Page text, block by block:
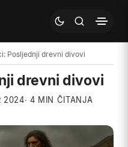
Posljednji drevni divovi
drevni divovi
2024· 4 MIN ČITANJA